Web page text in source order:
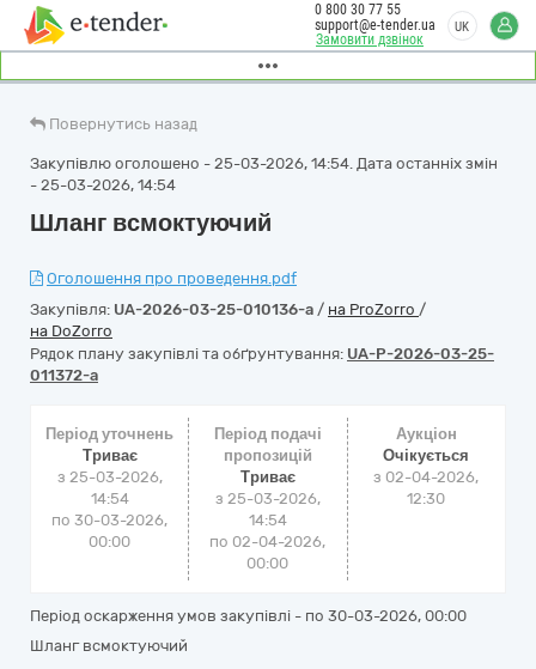
Замовити дзвінок
0 800 30 77 55
support@e-tender.ua
UK
Повернутись назад
Закупівлю оголошено - 25-03-2026, 14:54. Дата останніх змін
- 25-03-2026, 14:54
Шланг всмоктуючий
Оголошення про проведення.pdf
Закупівля: UA-2026-03-25-010136-a / на ProZorro /
на DoZorro
Рядок плану закупівлі та обґрунтування: UA-P-2026-03-25-
011372-a
Період уточнень
Триває
з 25-03-2026,
14:54
по 30-03-2026,
00:00
Період подачі
пропозицій
Триває
з 25-03-2026,
14:54
по 02-04-2026,
00:00
Аукціон
Очікується
з 02-04-2026,
12:30
Період оскарження умов закупівлі - по 30-03-2026, 00:00
Шланг всмоктуючий